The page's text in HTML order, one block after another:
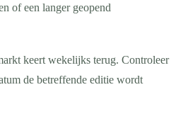
of een langer geopend
keert wekelijks terug. Controleer
de betreffende editie wordt